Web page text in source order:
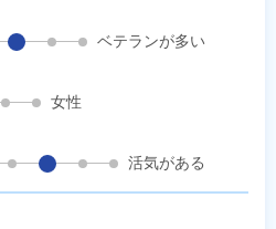
ベテランが多い
女性
活気がある